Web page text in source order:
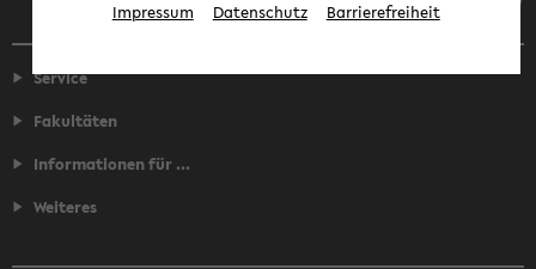
Service
Fakultäten
Informationen für ...
Weiteres
Impressum Datenschutz Barrierefreiheit